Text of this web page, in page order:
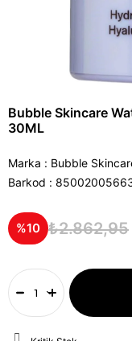
Bubble Skincare
30ML
Marka : Bubble
Barkod :
10 ₺2.862,95